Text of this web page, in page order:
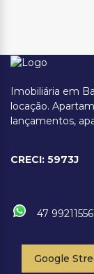
Imobiliária em
locação.
lançamentos,
CRECI: 5973J
47
Google